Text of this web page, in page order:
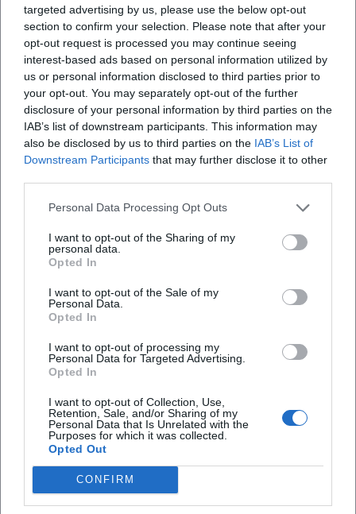
targeted advertising by us, please use the below opt-out
section to confirm your selection. Please note that after your
opt-out request is processed you may continue seeing
interest-based ads based on personal information utilized by
us or personal information disclosed to third parties prior to
your opt-out. You may separately opt-out of the further
disclosure of your personal information by third parties on the
IAB’s list of downstream participants. This information may
also be disclosed by us to third parties on the IAB’s List of
Downstream Participants that may further disclose it to other
Personal Data Processing Opt Outs
I want to opt-out of the Sharing of my
personal data.
Opted In
I want to opt-out of the Sale of my
Personal Data.
Opted In
I want to opt-out of processing my
Personal Data for Targeted Advertising.
Opted In
I want to opt-out of Collection, Use,
Retention, Sale, and/or Sharing of my
Personal Data that Is Unrelated with the
Purposes for which it was collected.
Opted Out
CONFIRM
Popforschung die strukturelle Komplexität, die Präzision
der Arrangements, die Produktionskunst sowie die
emotionale Direktheit der Texte. Der Evergreen-Status
erklärt sich aus dieser Doppelwirkung: intellektuelle
Konstruktion und spontane Eingängigkeit. So
funktionieren die Songs gleichermaßen auf Tanzfläche,
Radio, Bühne, Leinwand und in algorithmisch kuratierten
Playlists.
ABBA Voyage: Live-Experience zwischen Technik und
Emotion
ABBA Voyage transformiert das Konzept „Konzert“:
späten 1970er, live begleitet von Musikerinnen und
Musikern und einer hochdichten Licht- und
dieses Format Relevanz, weil es Repertoirepflege,
Archivästhetik und Zukunftstechnologie vereint. Die Setlist
während Sounddesign und visuelle Regie die historisch
verbürgte Bandidentität in zeitgenössische Performance-
Spielzeiten erweitert und angepasst wird, zeigt die
Tragfähigkeit des Konzepts – und die Bereitschaft des
Publikums, Popgeschichte als immersives Erlebnis neu zu
bewohnen.
Stimmen der Fans
Die Reaktionen der Fans zeigen deutlich: ABBA begeistert